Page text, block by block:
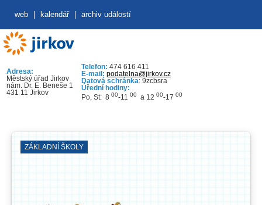
web kalendář archiv událostí
Adresa:
Městský úřad Jirkov
nám. Dr. E. Beneše 1
431 11 Jirkov
Telefon: 474 616 411
E-mail: podatelna@jirkov.cz
Datová schránka: 9zcbsra
Úřední hodiny:
Po, St: 8 00-11 00 a 12 00-17 00
ZÁKLADNÍ ŠKOLY